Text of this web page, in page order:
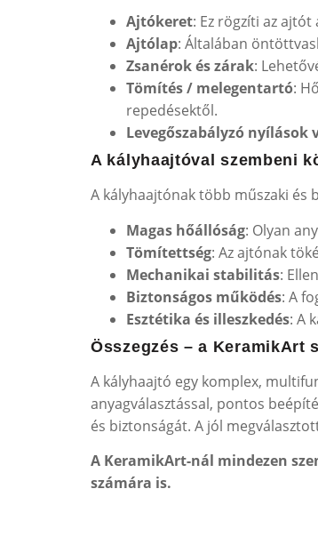
Ajtókeret: Ez rögzíti az
Ajtólap: Általában
Zsanérok és zárak:
Tömítés / melegentartó:
repedésektől.
Levegőszabályzó nyílások
A kályhaajtóval szembeni
A kályhaajtónak több műszaki és
Magas hőállóság: Olyan
Tömítettség: Az ajtónak
Mechanikai stabilitás:
Biztonságos működés: A
Esztétika és illeszkedés: A
Összegzés – a KeramikArt
A kályhaajtó egy komplex,
anyagválasztással, pontos
és biztonságát. A jól
A KeramikArt-nál mindezen
számára is.